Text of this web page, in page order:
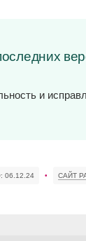
и
06.12.24 • САЙТ